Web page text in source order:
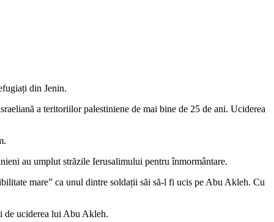
din Jenin.
a teritoriilor palestiniene de mai bine de 25 de ani. Uciderea
au umplut străzile Ierusalimului pentru înmormântare.
mare” ca unul dintre soldații săi să-l fi ucis pe Abu Akleh. Cu
de uciderea lui Abu Akleh.